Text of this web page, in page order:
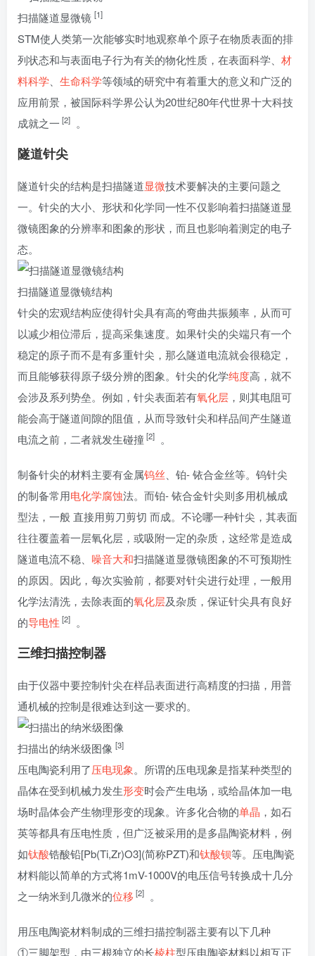
扫描隧道显微镜 [1]
STM使人类第一次能够实时地观察单个原子在物质表面的排
列状态和与表面电子行为有关的物化性质，在表面科学、 材
料科学
生命科学等领域的研究中有着重大的意义和广泛的
应用前景，被国际科学界公认为20世纪80年代世界十大科技
成就之一 [2] 。
隧道针尖
隧道针尖的结构是扫描隧道显微技术要解决的主要问题之
一。针尖的大小、形状和化学同一性不仅影响着扫描隧道显
微镜图象的分辨率和图象的形状，而且也影响着测定的电子
态。
扫描隧道显微镜结构
针尖的宏观结构应使得针尖具有高的弯曲共振频率，从而可
以减少相位滞后，提高采集速度。如果针尖的尖端只有一个
稳定的原子而不是有多重针尖，那么隧道电流就会很稳定，
而且能够获得原子级分辨的图象。针尖的化学纯度高，就不
会涉及系列势垒。例如，针尖表面若有氧化层 ，则其电阻可
能会高于隧道间隙的阻值，从而导致针尖和样品间产生隧道
电流之前，二者就发生碰撞[2] 。
制备针尖的材料主要有金属钨丝 、铂- 铱合金丝等。钨针尖
的制备常用电化学腐蚀法。而铂- 铱合金针尖则多用机械成
型法，一般 直接用剪刀剪切 而成。不论哪一种针尖，其表面
往往覆盖着一层氧化层，或吸附一定的杂质，这经常是造成
隧道电流不稳、 噪音大和扫描隧道显微镜图象的不可预期性
的原因。因此，每次实验前，都要对针尖进行处理，一般用
化学法清洗，去除表面的氧化层及杂质，保证针尖具有良好
的导电性 [2] 。
三维扫描控制器
由于仪器中要控制针尖在样品表面进行高精度的扫描，用普
通机械的控制是很难达到这一要求的。
扫描出的纳米级图像 [3]
压电陶瓷利用了压电现象。所谓的压电现象是指某种类型的
晶体在受到机械力发生形变时会产生电场，或给晶体加一电
场时晶体会产生物理形变的现象。许多化合物的单晶 ，如石
英等都具有压电性质，但广泛被采用的是多晶陶瓷材料，例
如钛酸锆酸铅[Pb(Ti,Zr)O3](简称PZT)和钛酸钡等。压电陶瓷
材料能以简单的方式将1mV-1000V的电压信号转换成十几分
之一纳米到几微米的位移 [2] 。
用压电陶瓷材料制成的三维扫描控制器主要有以下几种
①三脚架型，由三根独立的长棱柱型压电陶瓷材料以相互正